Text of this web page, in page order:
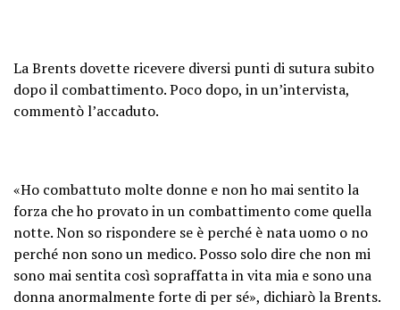
La Brents dovette ricevere diversi punti di sutura subito
dopo il combattimento. Poco dopo, in un’intervista,
commentò l’accaduto.
«Ho combattuto molte donne e non ho mai sentito la
forza che ho provato in un combattimento come quella
notte. Non so rispondere se è perché è nata uomo o no
perché non sono un medico. Posso solo dire che non mi
sono mai sentita così sopraffatta in vita mia e sono una
donna anormalmente forte di per sé», dichiarò la Brents.